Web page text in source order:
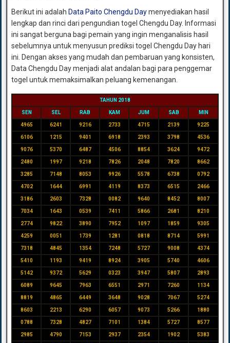
Berikut ini adalah Data Paito Chengdu Daymenyediakan hasil
lengkap dan rinci dari pengundian togel Chengdu Day. Informasi
ini sangat berguna bagi pemain yang ingin menganalisis hasil
sebelumnya untuk menyusun prediksi togel Chengdu Day hari
ini. Dengan akses yang mudah dan pembaruan yang konsisten,
Data Chengdu Day menjadi alat andalan bagi para penggemar
togel untuk memaksimalkan peluang kemenangan.
TAHUN 2018
SEN SEL RAB KAM JUM SAB MIN
4965 6241 9216 2733 4715 2139 9225
6106 1215 9401 6918 2393 3798 4536
9076 5370 6487 4506 8854 3624 9472
2480 1997 9218 7826 2048 7820 8662
3285 7148 8053 9926 5578 6738 0792
4702 1644 6991 4119 8373 6515 2466
3186 2603 7328 0082 9640 8452 8007
7034 1643 0539 7411 5866 2681 8210
2774 9822 3890 7952 1097 1859 9305
4259 0051 1739 1281 0818 8714 5991
7318 4845 1354 7248 5727 9008 4374
5410 1193 9419 8924 3905 5740 4606
5142 9372 5629 0323 3947 5807 2893
6089 9645 7963 6551 2971 7260 1134
8819 4865 6449 3648 9028 7067 5274
8603 2213 6290 6057 9073 5266 1880
0788 7328 4827 7101 1384 5727 8577
2985 4790 7153 2937 2354 1902 5383